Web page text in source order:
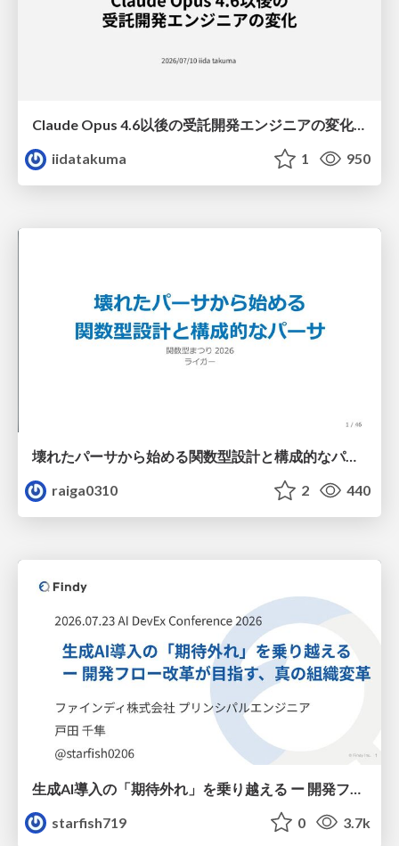
Claude Opus 4.6以後の受託開発エンジニアの変化(Claude Code開発ノウハウ大公開スペシャルbyクラスメソッド)
iidatakuma
1 950
壊れたパーサから始める関数型設計と構成的なパーサ #fp_matsuri
raiga0310
2 440
starfish719
0 3.7k